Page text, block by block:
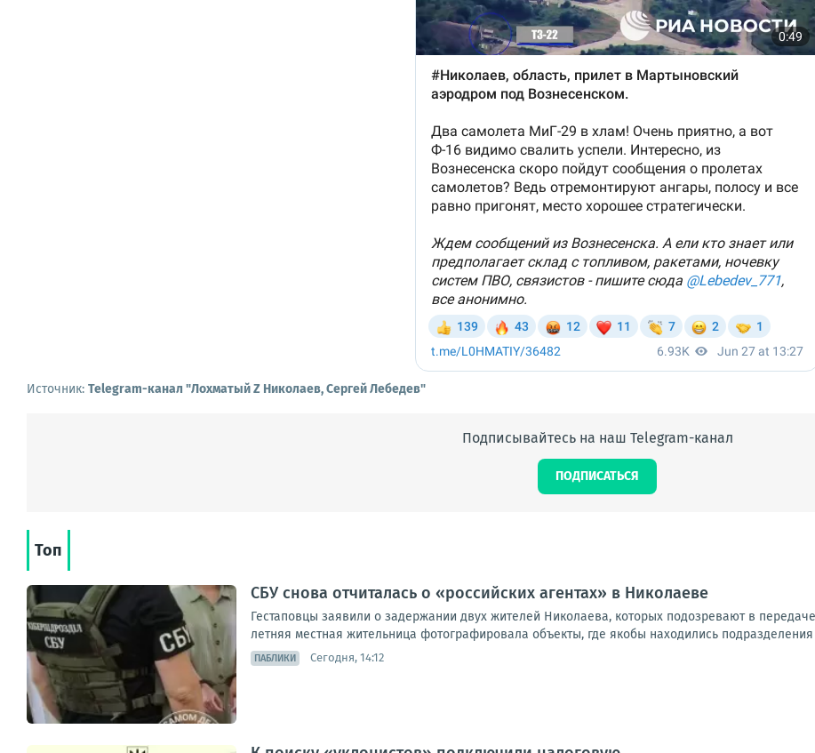
Источник: Telegram-канал "Лохматый Z Николаев, Сергей Лебедев"
Подписывайтесь на наш Telegram-канал
ПОДПИСАТЬСЯ
Топ
СБУ снова отчиталась о «российских агентах» в Николаеве
Гестаповцы заявили о задержании двух жителей Николаева, которых подозревают в
летняя местная жительница фотографировала объекты, где якобы находились
ПАБЛИКИ Сегодня, 14:12